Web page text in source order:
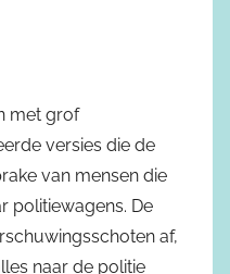
met grof
versies die de
van mensen die
politiewagens. De
af,
naar de politie